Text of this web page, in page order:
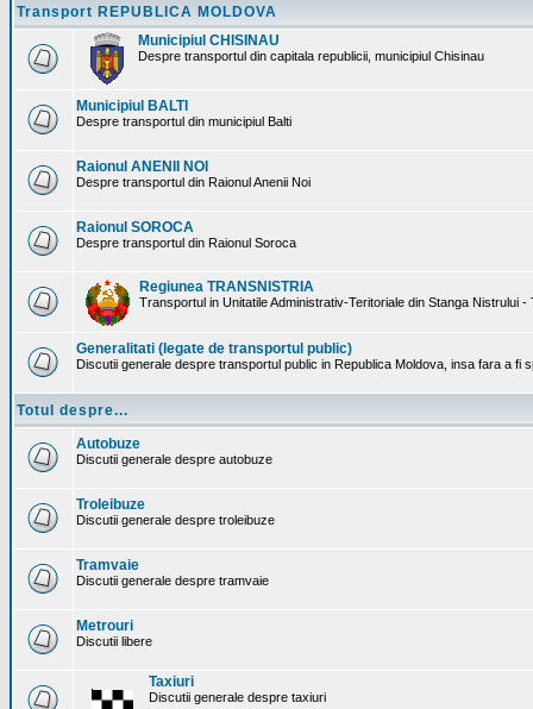
Transport REPUBLICA MOLDOVA
Municipiul CHISINAU
Despre transportul din capitala republicii, municipiul Chisinau
Municipiul BALTI
Despre transportul din municipiul Balti
Raionul ANENII NOI
Despre transportul din Raionul Anenii Noi
Raionul SOROCA
Despre transportul din Raionul Soroca
Regiunea TRANSNISTRIA
Transportul in Unitatile Administrativ-Teritoriale din Stanga Nistrului -
Generalitati (legate de transportul public)
Discutii generale despre transportul public in Republica Moldova, insa fara a fi
Totul despre...
Autobuze
Discutii generale despre autobuze
Troleibuze
Discutii generale despre troleibuze
Tramvaie
Discutii generale despre tramvaie
Metrouri
Discutii libere
Taxiuri
Discutii generale despre taxiuri